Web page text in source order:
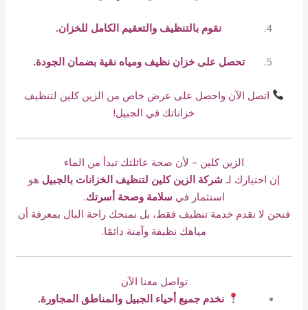
نقوم بالتنظيف والتعقيم الكامل للخزان.
تحصل على خزان نظيف ومياه نقية بضمان الجودة.
اتصل الآن واحصل على عرض خاص من الزين كلين لتنظيف
خزاناتك في الجبيل!
الزين كلين – لأن صحة عائلتك تبدأ من الماء
إن اختيارك لـ شركة الزين كلين لتنظيف الخزانات بالجبيل هو
استثمار في سلامة وصحة أسرتك.
فنحن لا نقدم خدمة تنظيف فقط، بل نمنحك راحة البال بمعرفة أن
مياهك نظيفة وآمنة دائمًا.
تواصل معنا الآن
نخدم جميع أحياء الجبيل والمناطق المجاورة.